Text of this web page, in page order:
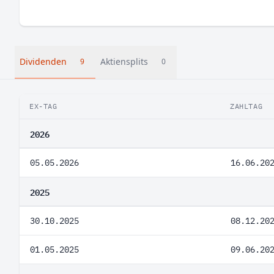
Dividenden 9 Aktiensplits 0
EX-TAG ZAHLTAG
2026
05.05.2026
2025
30.10.2025
01.05.2025